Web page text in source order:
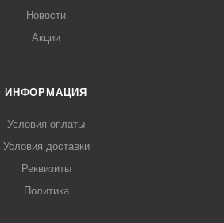
Новости
Акции
ИНФОРМАЦИЯ
Условия оплаты
Условия доставки
Реквизиты
Политика